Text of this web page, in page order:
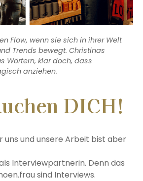
Flow, wenn sie sich in ihrer Welt
Trends bewegt. Christinas
Wörtern, klar doch, dass
anziehen.
DICH!
uns und unsere Arbeit bist aber
Interviewpartnerin. Denn das
sind Interviews.